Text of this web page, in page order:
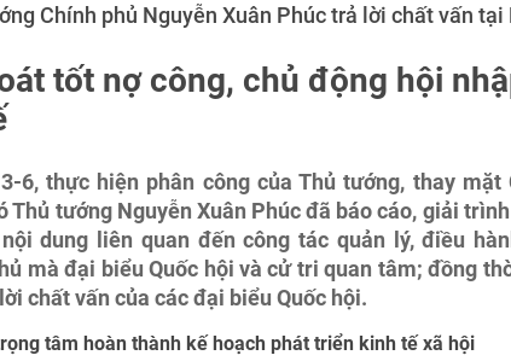
Chính phủ Nguyễn Xuân Phúc trả lời chất vấn tại
tốt nợ công, chủ động hội
6, thực hiện phân công của Thủ tướng, thay mặt
Thủ tướng Nguyễn Xuân Phúc đã báo cáo, giải
dung liên quan đến công tác quản lý, điều
mà đại biểu Quốc hội và cử tri quan tâm; đồng
chất vấn của các đại biểu Quốc hội.
tâm hoàn thành kế hoạch phát triển kinh tế xã hội